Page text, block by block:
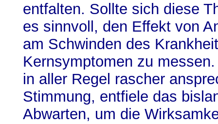
entfalten. Sollte sich diese
es sinnvoll, den Effekt von
am Schwinden des
Kernsymptomen zu
in aller Regel rascher
Stimmung, entfiele das
Abwarten, um die